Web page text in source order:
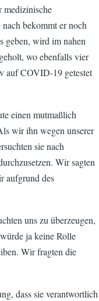
medizinische
bekommt er noch
geben, wird im nahen
wo ebenfalls vier
auf COVID-19 getestet
einen mutmaßlich
wir ihn wegen unserer
sie nach
Wir sagten
aufgrund des
uns zu überzeugen,
ja keine Rolle
Wir fragten die
dass sie verantwortlich